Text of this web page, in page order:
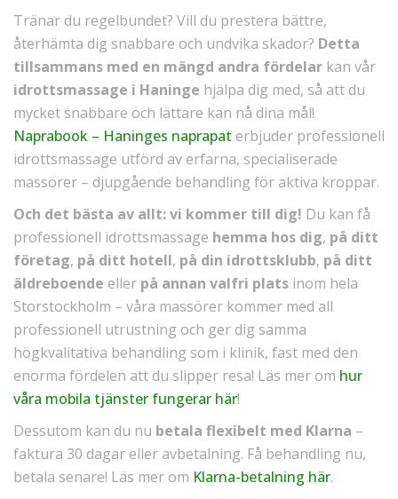
Tränar du regelbundet? Vill du prestera bättre,
återhämta dig snabbare och undvika skador? Detta
tillsammans med en mängd andra fördelar kan vår
idrottsmassage i Haninge hjälpa dig med, så att du
mycket snabbare och lättare kan nå dina mål!
Naprabook – Haninges naprapat erbjuder professionell
idrottsmassage utförd av erfarna, specialiserade
massörer – djupgående behandling för aktiva kroppar.
Och det bästa av allt: vi kommer till dig! Du kan få
professionell idrottsmassage hemma hos dig, på ditt
företag, på ditt hotell, på din idrottsklubb, på ditt
äldreboende eller på annan valfri plats inom hela
Storstockholm – våra massörer kommer med all
professionell utrustning och ger dig samma
högkvalitativa behandling som i klinik, fast med den
enorma fördelen att du slipper resa! Läs mer om hur
våra mobila tjänster fungerar här!
Dessutom kan du nu betala flexibelt med Klarna –
faktura 30 dagar eller avbetalning. Få behandling nu,
betala senare! Läs mer om Klarna-betalning här.